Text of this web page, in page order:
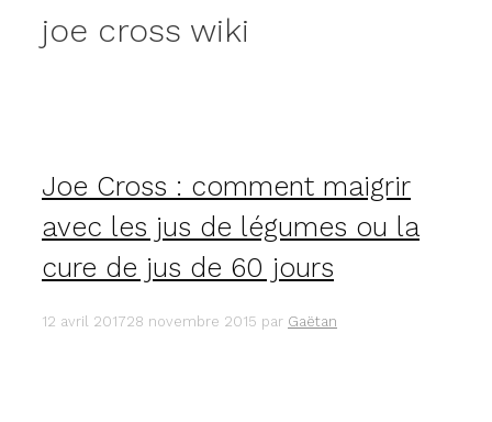
joe cross wiki
Joe Cross : comment maigrir
avec les jus de légumes ou la
cure de jus de 60 jours
12 avril 201728 novembre 2015 par Gaëtan